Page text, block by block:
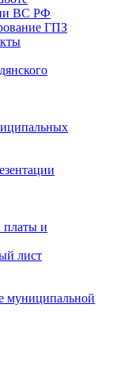
ВС РФ
ГПЗ
платы и
лист
муниципальной